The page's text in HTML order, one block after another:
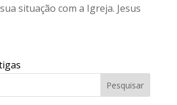
situação com a Igreja. Jesus
Pesquisar